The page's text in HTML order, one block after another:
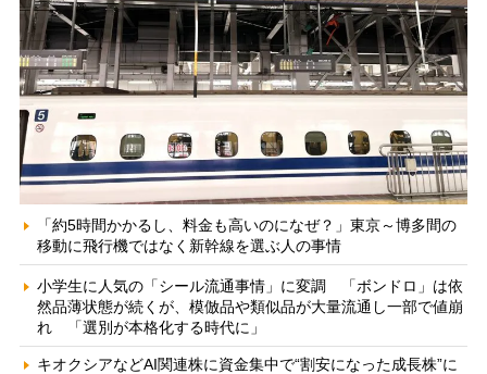
「約5時間かかるし、料金も高いのになぜ？」東京～博多間の
移動に飛行機ではなく新幹線を選ぶ人の事情
小学生に人気の「シール流通事情」に変調 「ボンドロ」は依
然品薄状態が続くが、模倣品や類似品が大量流通し一部で値崩
れ 「選別が本格化する時代に」
キオクシアなどAI関連株に資金集中で“割安になった成長株”に